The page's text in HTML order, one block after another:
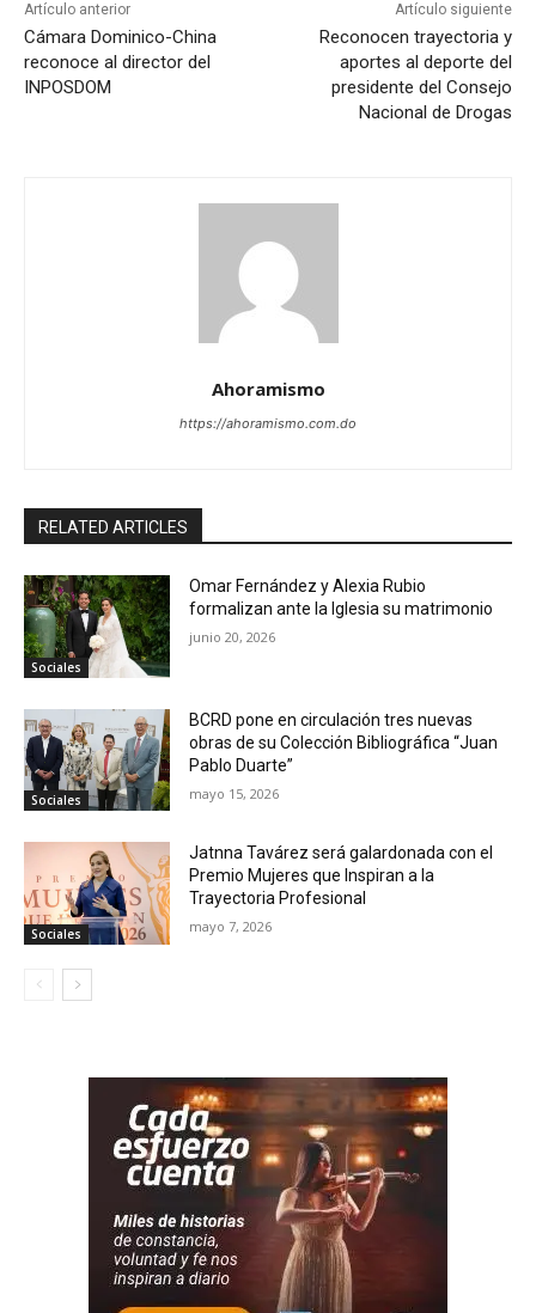
Artículo anterior
Cámara Dominico-China
reconoce al director del
INPOSDOM
Artículo siguiente
Reconocen trayectoria y
aportes al deporte del
presidente del Consejo
Nacional de Drogas
Ahoramismo
https://ahoramismo.com.do
RELATED ARTICLES
Sociales
Omar Fernández y Alexia Rubio
formalizan ante la Iglesia su matrimonio
junio 20, 2026
Sociales
BCRD pone en circulación tres nuevas
obras de su Colección Bibliográfica “Juan
Pablo Duarte”
mayo 15, 2026
Sociales
Jatnna Tavárez será galardonada con el
Premio Mujeres que Inspiran a la
Trayectoria Profesional
mayo 7, 2026